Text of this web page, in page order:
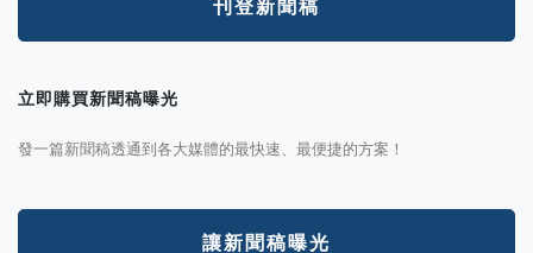
刊登新聞稿
立即購買新聞稿曝光
發一篇新聞稿透通到各大媒體的最快速、最便捷的方案！
讓新聞稿曝光